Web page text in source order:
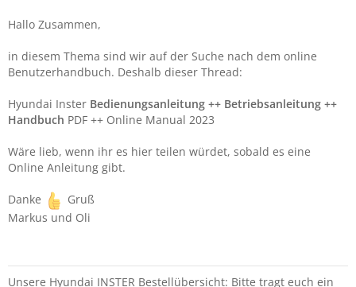
Hallo Zusammen,
in diesem Thema sind wir auf der Suche nach dem online
Benutzerhandbuch. Deshalb dieser Thread:
Hyundai Inster Bedienungsanleitung ++ Betriebsanleitung ++
Handbuch PDF ++ Online Manual 2023
Wäre lieb, wenn ihr es hier teilen würdet, sobald es eine
Online Anleitung gibt.
Danke
Gruß
Markus und Oli
Unsere Hyundai INSTER Bestellübersicht: Bitte tragt euch ein